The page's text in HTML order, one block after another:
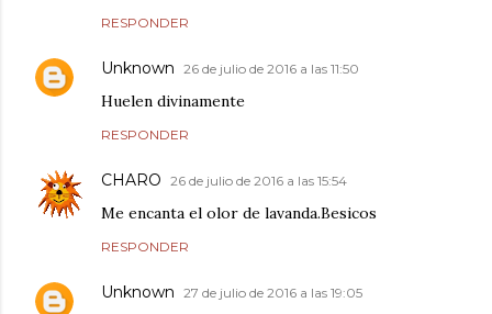
RESPONDER
Unknown 26 de julio de 2016 a las 11:50
Huelen divinamente
RESPONDER
CHARO 26 de julio de 2016 a las 15:54
Me encanta el olor de lavanda.Besicos
RESPONDER
Unknown 27 de julio de 2016 a las 19:05